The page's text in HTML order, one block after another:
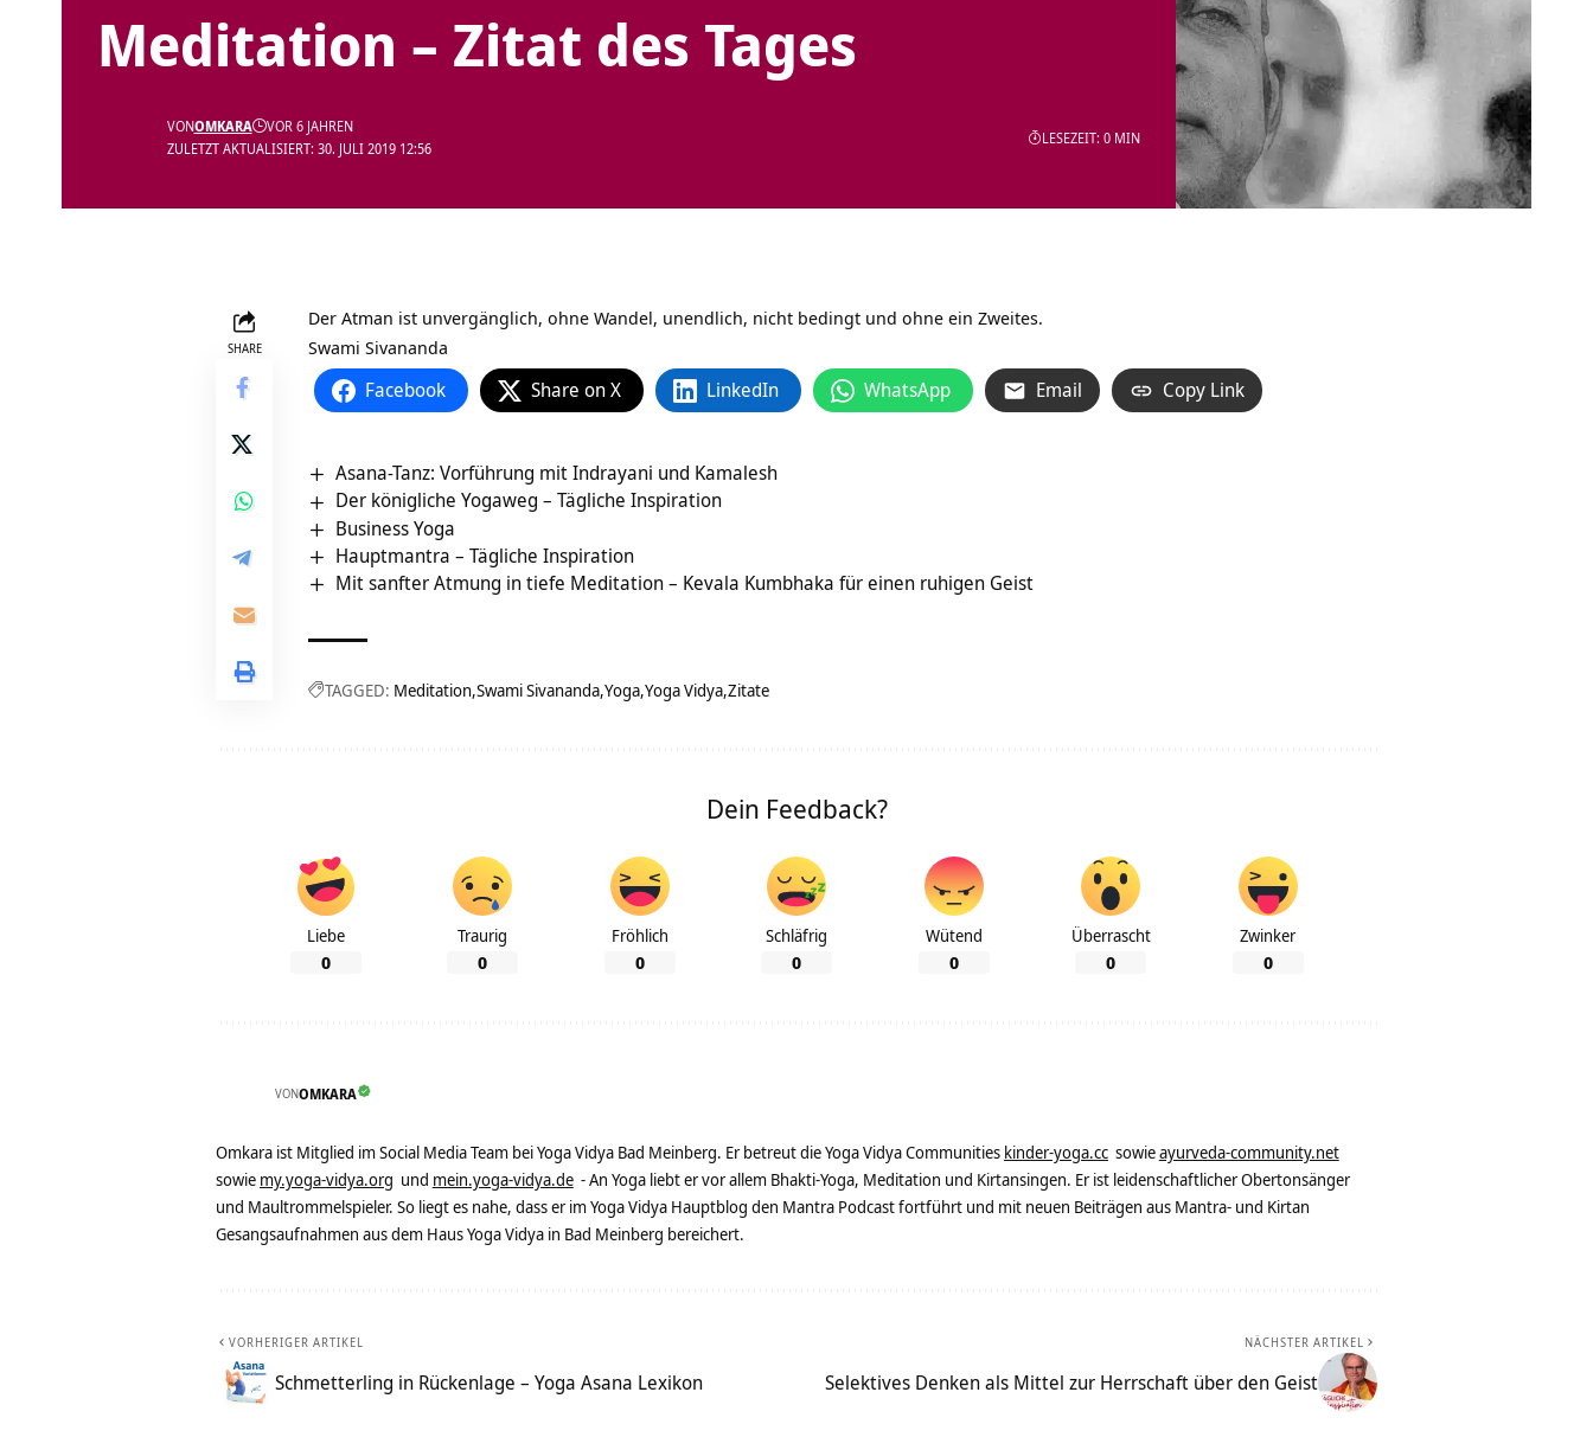
Meditation – Zitat des Tages
ZULETZT AKTUALISIERT: 30. JULI 2019 12:56
VONOMKARA VOR 6 JAHREN
LESEZEIT: 0 MIN
SHARE
Der Atman ist unvergänglich, ohne Wandel, unendlich, nicht bedingt und ohne ein Zweites.
Swami Sivananda
Facebook Share on X LinkedIn WhatsApp Email Copy Link
Asana-Tanz: Vorführung mit Indrayani und Kamalesh
Der königliche Yogaweg – Tägliche Inspiration
Business Yoga
Hauptmantra – Tägliche Inspiration
Mit sanfter Atmung in tiefe Meditation – Kevala Kumbhaka für einen ruhigen Geist
TAGGED: Meditation Swami Sivananda Yoga Yoga Vidya Zitate
Dein Feedback?
Liebe
0
Traurig
0
Fröhlich
0
Schläfrig
0
Wütend
0
Überrascht
0
Zwinker
0
VONOMKARA
Omkara ist Mitglied im Social Media Team bei Yoga Vidya Bad Meinberg. Er betreut die Yoga Vidya Communities kinder-yoga.cc sowieayurveda-community.net
sowie my.yoga-vidya.org und mein.yoga-vidya.de - An Yoga liebt er vor allem Bhakti-Yoga, Meditation und Kirtansingen. Er ist leidenschaftlicher Obertonsänger
und Maultrommelspieler. So liegt es nahe, dass er im Yoga Vidya Hauptblog den Mantra Podcast fortführt und mit neuen Beiträgen aus Mantra- und Kirtan
Gesangsaufnahmen aus dem Haus Yoga Vidya in Bad Meinberg bereichert.
VORHERIGER ARTIKEL
Schmetterling in Rückenlage – Yoga Asana Lexikon
NÄCHSTER ARTIKEL
Selektives Denken als Mittel zur Herrschaft über den Geist